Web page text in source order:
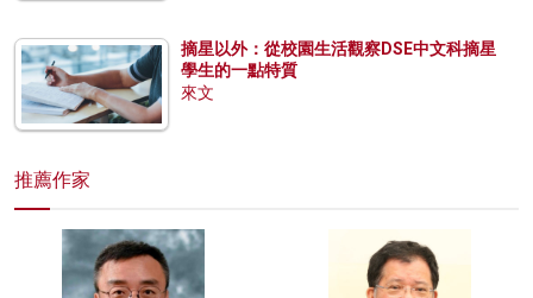
摘星以外：從校園生活觀察DSE中文科摘星
學生的一點特質
來文
推薦作家